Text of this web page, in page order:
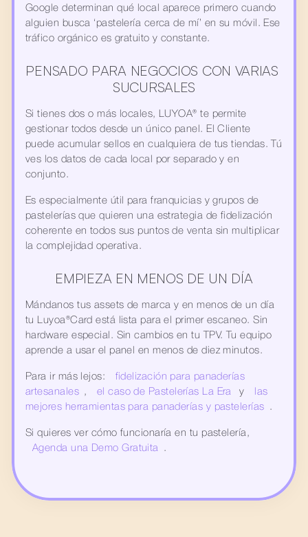
Google determinan qué local aparece primero cuando
alguien busca ‘pastelería cerca de mí’ en su móvil. Ese
tráfico orgánico es gratuito y constante.
PENSADO PARA NEGOCIOS CON VARIAS
SUCURSALES
Si tienes dos o más locales, LUYOA® te permite
gestionar todos desde un único panel. El Cliente
puede acumular sellos en cualquiera de tus tiendas. Tú
ves los datos de cada local por separado y en
conjunto.
Es especialmente útil para franquicias y grupos de
pastelerías que quieren una estrategia de fidelización
coherente en todos sus puntos de venta sin multiplicar
la complejidad operativa.
EMPIEZA EN MENOS DE UN DÍA
Mándanos tus assets de marca y en menos de un día
tu Luyoa®Card está lista para el primer escaneo. Sin
hardware especial. Sin cambios en tu TPV. Tu equipo
aprende a usar el panel en menos de diez minutos.
Para ir más lejos:
fidelización para panaderías
artesanales , el caso de Pastelerías La Era y
las
mejores herramientas para panaderías y pastelerías
.
Agenda una Demo Gratuita
.